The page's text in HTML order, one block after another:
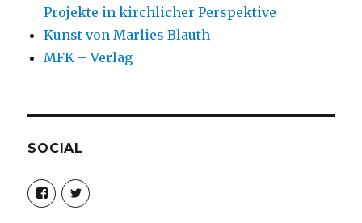
Projekte in kirchlicher Perspektive
Kunst von Marlies Blauth
MFK – Verlag
SOCIAL
Profil
von
christoph.fleischer1
Profil
von